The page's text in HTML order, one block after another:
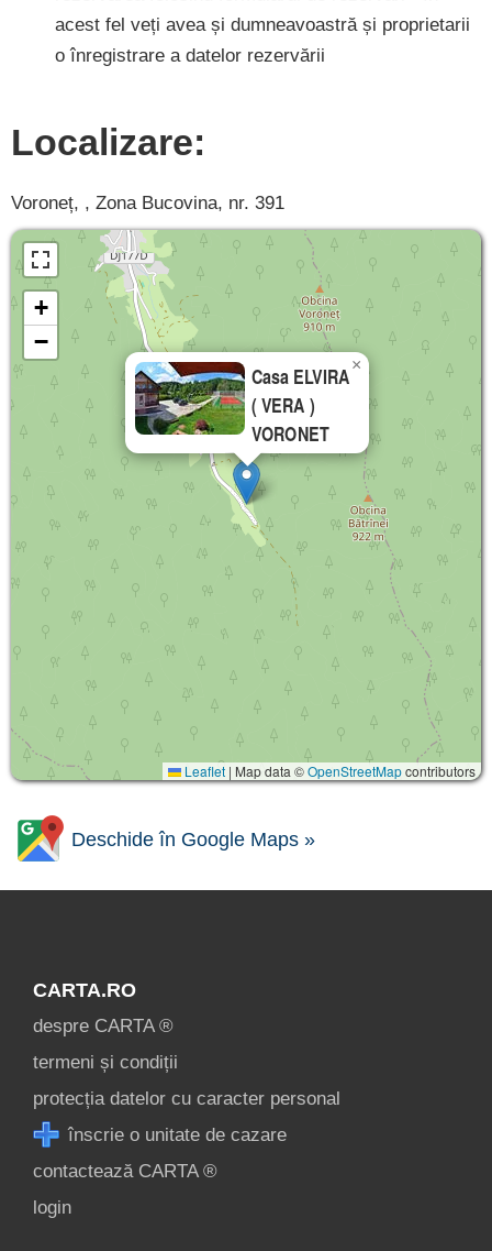
acest fel veți avea și dumneavoastră și proprietarii
o înregistrare a datelor rezervării
Localizare:
Voroneț, , Zona Bucovina, nr. 391
Casa ELVIRA
( VERA )
VORONET
×
+
−
Leaflet | Map data ©OpenStreetMapcontributors
Deschide în Google Maps »
CARTA.RO
despre CARTA ®
termeni și condiții
protecția datelor cu caracter personal
înscrie o unitate de cazare
contactează CARTA ®
login